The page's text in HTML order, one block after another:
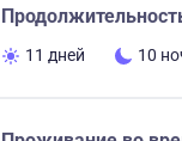
11 дней 10